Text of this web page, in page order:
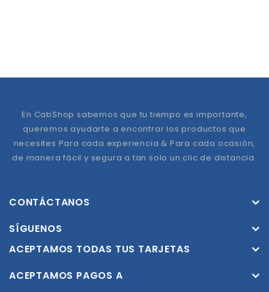
En CabShop sabemos que tu tiempo es importante,
queremos ayudarte a encontrar los productos que
necesites Para cada experiencia & Para cada ocasión,
de manera fácil y segura a tan solo un clic de distancia.
CONTÁCTANOS
SÍGUENOS
ACEPTAMOS TODAS TUS TARJETAS
ACEPTAMOS PAGOS A